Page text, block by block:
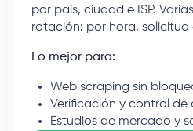
por país, ciudad e ISP.
rotación: por hora, solicitud
Lo mejor para:
Web scraping sin
Verificación y control de
Estudios de mercado y